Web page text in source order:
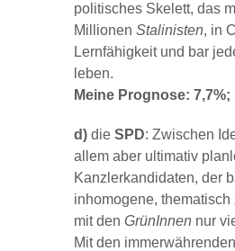
politisches Skelett, das
Millionen Stalinisten, in
Lernfähigkeit und bar
leben.
Meine Prognose: 7,7%;
d) die SPD: Zwischen
allem aber ultimativ
Kanzlerkandidaten, der
inhomogene,
mit den GrünInnen nur
Mit den